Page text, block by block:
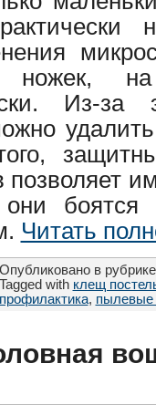
ножек, на
Из-за
позволяет
боятся
Читать
Опубликовано в
Tagged with клещ
профилактика, пылевые